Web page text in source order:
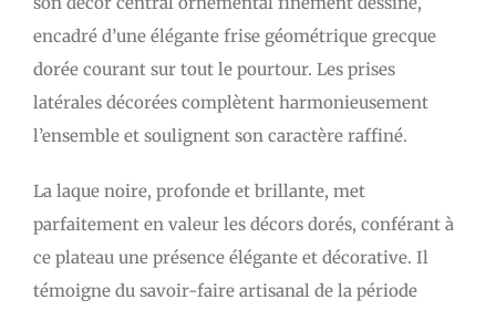
encadré d’une élégante frise géométrique grecque
dorée courant sur tout le pourtour. Les prises
latérales décorées complètent harmonieusement
l’ensemble et soulignent son caractère raffiné.
La laque noire, profonde et brillante, met
parfaitement en valeur les décors dorés, conférant à
ce plateau une présence élégante et décorative. Il
témoigne du savoir-faire artisanal de la période